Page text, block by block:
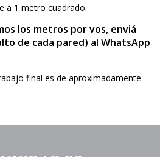
a 1 metro cuadrado.
los metros por vos, enviá
de cada pared) al WhatsApp
final es de aproximadamente